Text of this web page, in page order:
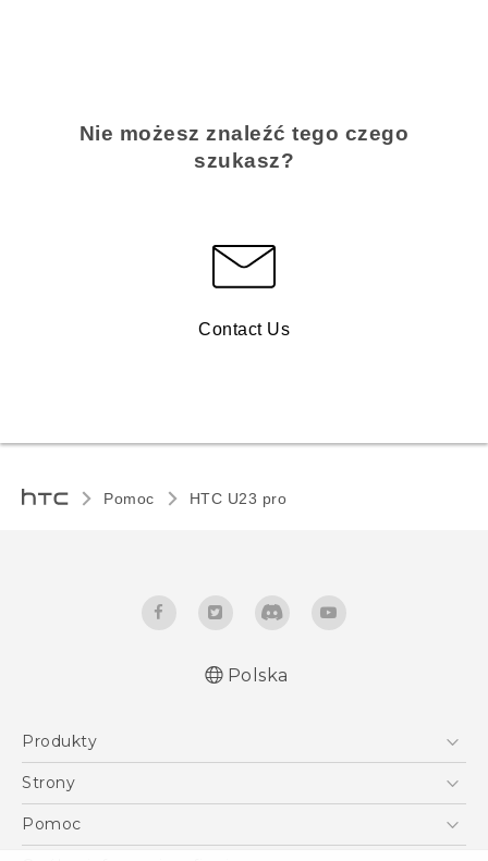
Nie możesz znaleźć tego czego
szukasz?
Contact Us
Pomoc HTC U23 pro‎
Instrukcje bezpieczeństwa i regulacje prawne
Polska
Produkty
Smartfony
VIVE
Strony
HTC Vive
Pomoc